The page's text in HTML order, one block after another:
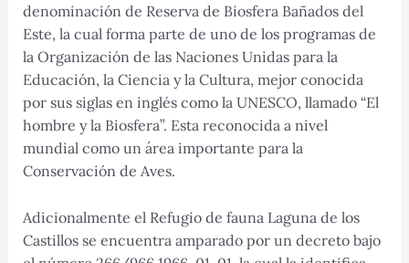
denominación de Reserva de Biosfera Bañados del
Este, la cual forma parte de uno de los programas de
la Organización de las Naciones Unidas para la
Educación, la Ciencia y la Cultura, mejor conocida
por sus siglas en inglés como la UNESCO, llamado “El
hombre y la Biosfera”. Esta reconocida a nivel
mundial como un área importante para la
Conservación de Aves.​
Adicionalmente el Refugio de fauna Laguna de los
Castillos se encuentra amparado por un decreto bajo